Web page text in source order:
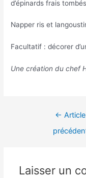
d’épinards frais
Napper ris et
Facultatif : décorer
Une création du chef
Navigation← Article
Laisser un